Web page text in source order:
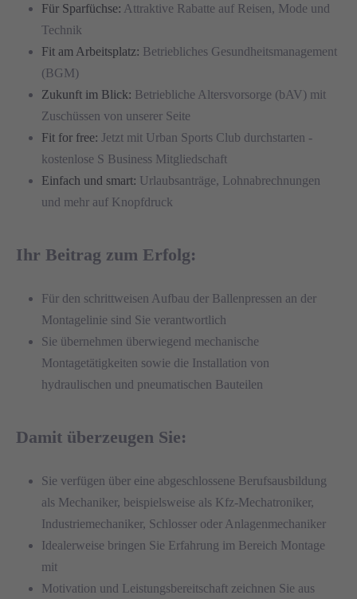
Für Sparfüchse: Attraktive Rabatte auf Reisen, Mode und
Technik
Fit am Arbeitsplatz: Betriebliches Gesundheitsmanagement
(BGM)
Zukunft im Blick: Betriebliche Altersvorsorge (bAV) mit
Zuschüssen von unserer Seite
Fit for free: Jetzt mit Urban Sports Club durchstarten -
kostenlose S Business Mitgliedschaft
Einfach und smart: Urlaubsanträge, Lohnabrechnungen
und mehr auf Knopfdruck
Ihr Beitrag zum Erfolg:
Für den schrittweisen Aufbau der Ballenpressen an der
Montagelinie sind Sie verantwortlich
Sie übernehmen überwiegend mechanische
Montagetätigkeiten sowie die Installation von
hydraulischen und pneumatischen Bauteilen
Damit überzeugen Sie:
Sie verfügen über eine abgeschlossene Berufsausbildung
als Mechaniker, beispielsweise als Kfz-Mechatroniker,
Industriemechaniker, Schlosser oder Anlagenmechaniker
Idealerweise bringen Sie Erfahrung im Bereich Montage
mit
Motivation und Leistungsbereitschaft zeichnen Sie aus